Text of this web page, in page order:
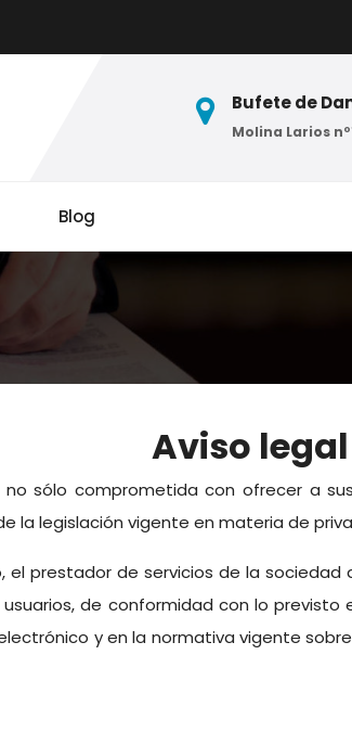
Bufete de
Molina Larios
Blog
Aviso legal
no sólo comprometida con ofrecer a
la legislación vigente en materia de
el prestador de servicios de la
de conformidad con lo previsto
y en la normativa vigente